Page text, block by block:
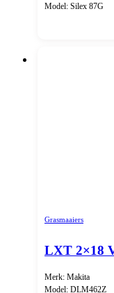
Model: Silex 87G
Grasmaaiers
LXT 2×18
Merk: Makita
Model: DLM462Z